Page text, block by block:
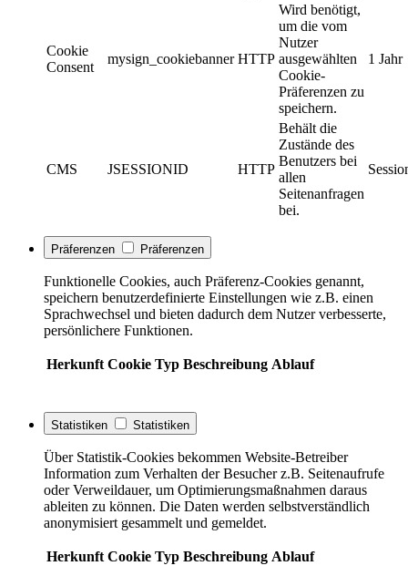
Cookie
Consent
mysign_cookiebanner HTTP
Wird benötigt,
um die vom
Nutzer
ausgewählten
Cookie-
Präferenzen zu
speichern.
1 Jahr
CMS JSESSIONID HTTP
Behält die
Zustände des
Benutzers bei
allen
Seitenanfragen
bei.
Präferenzen Präferenzen
Funktionelle Cookies, auch Präferenz-Cookies genannt,
speichern benutzerdefinierte Einstellungen wie z.B. einen
Sprachwechsel und bieten dadurch dem Nutzer verbesserte,
persönlichere Funktionen.
Herkunft Cookie Typ Beschreibung Ablauf
Statistiken Statistiken
Über Statistik-Cookies bekommen Website-Betreiber
Information zum Verhalten der Besucher z.B. Seitenaufrufe
oder Verweildauer, um Optimierungsmaßnahmen daraus
ableiten zu können. Die Daten werden selbstverständlich
anonymisiert gesammelt und gemeldet.
Herkunft Cookie Typ Beschreibung Ablauf